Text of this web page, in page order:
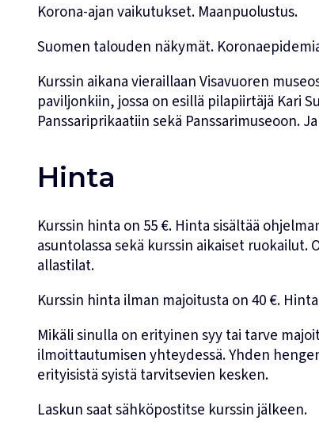
Korona-ajan vaikutukset. Maanpuolustus.
Suomen talouden näkymät.
Kurssin aikana vieraillaan Visavuoren
paviljonkiin, jossa on esillä pilapiirtäjä Kari
Panssariprikaatiin sekä Panssarimuseoon.
Hinta
Kurssin hinta on 55 €. Hinta sisältää
asuntolassa sekä kurssin aikaiset
allastilat.
Kurssin hinta ilman majoitusta on 40 €.
Mikäli sinulla on erityinen syy tai tarve
ilmoittautumisen yhteydessä. Yhden
erityisistä syistä tarvitsevien kesken.
Laskun saat sähköpostitse kurssin jälkeen.